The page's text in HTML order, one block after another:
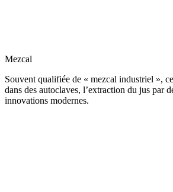
Mezcal
Souvent qualifiée de « mezcal industriel »,
dans des autoclaves, l’extraction du jus par
innovations modernes.